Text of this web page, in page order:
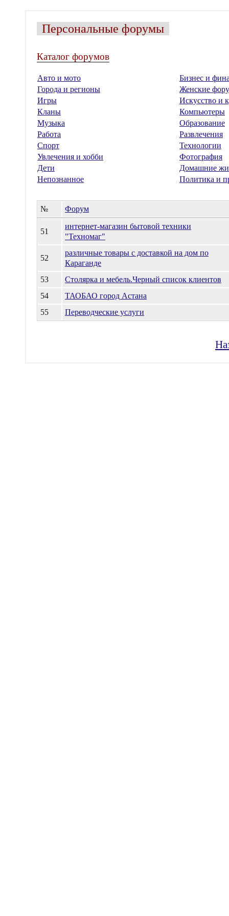
Персональные форумы
Каталог форумов
Авто и мото
Бизнес и
Города и регионы
Женские
Игры
Искусство и
Кланы
Компьютеры
Музыка
Образование
Работа
Развлечения
Спорт
Технологии
Увлечения и хобби
Фотография
Дети
Домашние
Непознанное
Политика и
№ Форум
51
интернет-магазин бытовой техники
"Техномаг"
52
различные товары с доставкой на дом по
Караганде
53
Столярка и мебель.Черный список клиентов
54
ТАОБАО город Астана
55
Переводческие услуги